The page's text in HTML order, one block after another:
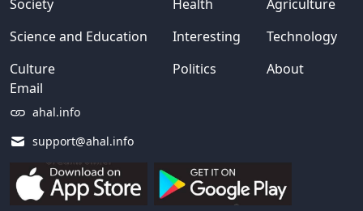
Email
ahal.info
support@ahal.info
Society
Science and Education
Culture
Health
Interesting
Politics
Agriculture
Technology
About